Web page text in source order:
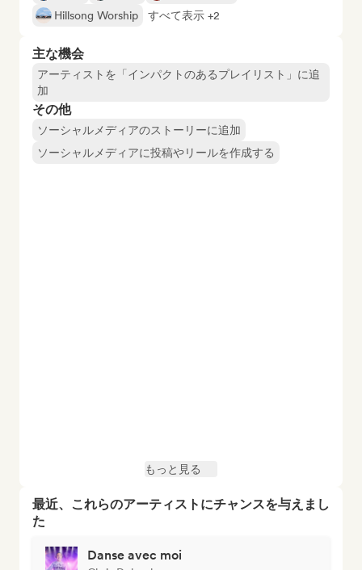
Hillsong Worship
すべて表示 +2
主な機会
アーティストを「インパクトのあるプレイリスト」に追
加
その他
ソーシャルメディアのストーリーに追加
ソーシャルメディアに投稿やリールを作成する
もっと見る
最近、これらのアーティストにチャンスを与えまし
た
Danse avec moi